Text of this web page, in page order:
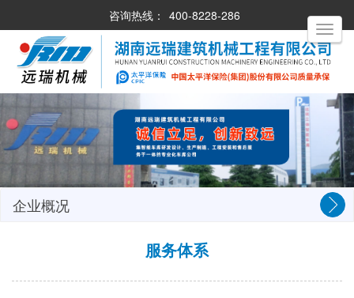
咨询热线： 400-8228-286
企业概况
服务体系
Toggle